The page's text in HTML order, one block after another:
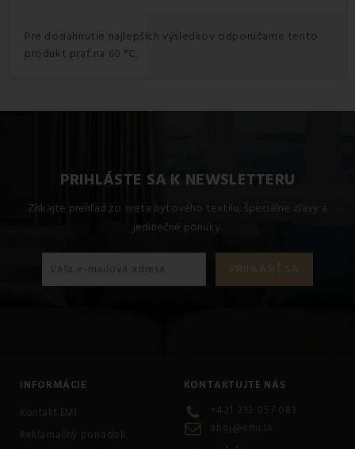
Pre dosiahnutie najlepších výsledkov odporúčame tento
produkt prať na 60 °C.
PRIHLÁSTE SA K NEWSLETTERU
Získajte prehľad zo sveta bytového textilu, špeciálne zľavy a
jedinečné ponuky.
INFORMÁCIE
Kontakt EMI
Reklamačný poriadok
KONTAKTUJTE NÁS
+421 233 057 083
ahoj@emi.sk